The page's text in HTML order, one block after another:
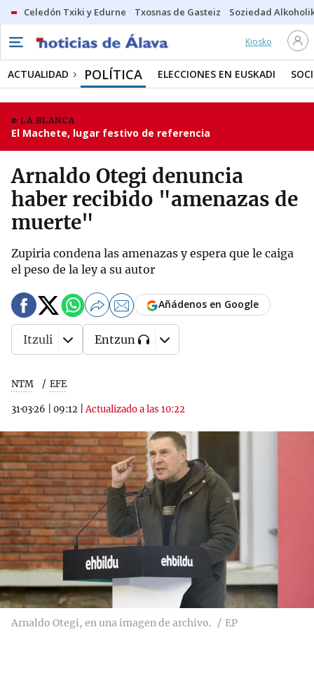
Celedón Txiki y Edurne Txosnas de Gasteiz Soziedad
Kiosko
ACTUALIDAD POLÍTICA ELECCIONES EN EUSKADI
LA BLANCA
El Machete, lugar festivo de referencia
Arnaldo Otegi denuncia
haber recibido "amenazas de
muerte"
Zupiria condena las amenazas y espera que le caiga
el peso de la ley a su autor
NTM EFE
31·03·26 09:12 |Actualizado a las 10:22
Añádenos en Google
Itzuli Entzun
Arnaldo Otegi, en una imagen de archivo. EP